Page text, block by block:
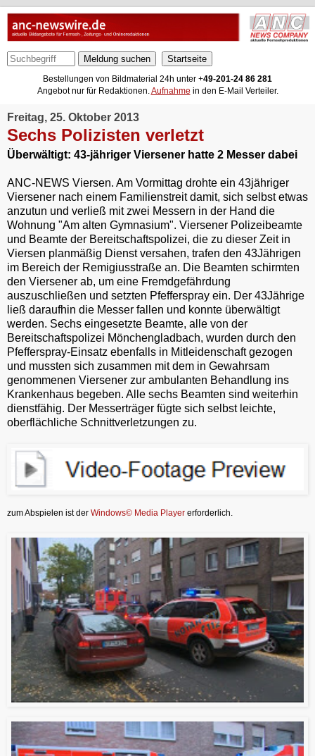
Meldung suchen
Bestellungen von Bildmaterial 24h unter +49-201-24 86 281
Angebot nur für Redaktionen.Aufnahme in den E-Mail Verteiler.
Freitag, 25. Oktober 2013
Sechs Polizisten verletzt
Überwältigt: 43-jähriger Viersener hatte 2 Messer dabei
ANC-NEWS Viersen. Am Vormittag drohte ein 43jähriger
Viersener nach einem Familienstreit damit, sich selbst etwas
anzutun und verließ mit zwei Messern in der Hand die
Wohnung "Am alten Gymnasium". Viersener Polizeibeamte
und Beamte der Bereitschaftspolizei, die zu dieser Zeit in
Viersen planmäßig Dienst versahen, trafen den 43Jährigen
im Bereich der Remigiusstraße an. Die Beamten schirmten
den Viersener ab, um eine Fremdgefährdung
auszuschließen und setzten Pfefferspray ein. Der 43Jährige
ließ daraufhin die Messer fallen und konnte überwältigt
werden. Sechs eingesetzte Beamte, alle von der
Bereitschaftspolizei Mönchengladbach, wurden durch den
Pfefferspray-Einsatz ebenfalls in Mitleidenschaft gezogen
und mussten sich zusammen mit dem in Gewahrsam
genommenen Viersener zur ambulanten Behandlung ins
Krankenhaus begeben. Alle sechs Beamten sind weiterhin
dienstfähig. Der Messerträger fügte sich selbst leichte,
oberflächliche Schnittverletzungen zu.
zum Abspielen ist der Windows© Media Player erforderlich.